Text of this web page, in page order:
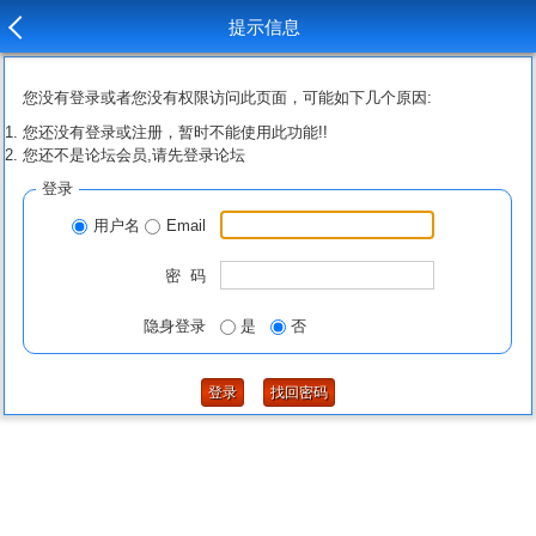
提示信息
您没有登录或者您没有权限访问此页面，可能如下几个原因:
您还没有登录或注册，暂时不能使用此功能!!
您还不是论坛会员,请先登录论坛
登录
用户名 Email
密 码
隐身登录 是 否